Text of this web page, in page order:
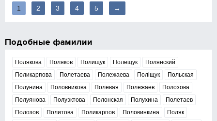
1 2 3 4 5 →
Подобные фамилии
Полякова Поляков Полищук Полещук
Полянский
Поликарпова
Полетаева Полежаева Поліщук
Польская
Полунина
Половникова Полевая Полежаев
Полозова
Полуянова
Полуэктова Полонская Полухина
Полетаев
Полозов
Политова Поликарпов Половинкина
Поляк